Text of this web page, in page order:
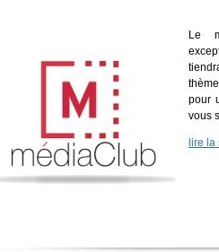
Le
pour
vous
lire la